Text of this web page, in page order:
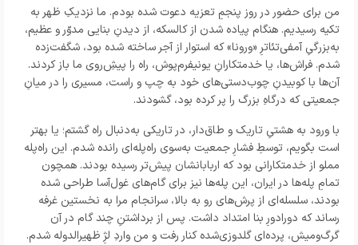
من برای حضور در روز پنجمِ تعزیه دعوت شده بودم. ما نزدیکِ ظهر به
تکیه رسیدیم. هنگام پیاده شدن از کالسکه، از دیدنِ بنایی مدوّر و عظیم،
به‌بزرگیِ آمفی‌تئاترِ «ورونا» که استوار از آجر ساخته شده بود، شگفت‌زده
شدم. فراش‌ها، یا خدمتکارانِ یونیفرم‌پوش، راه را پیشِ‌روی ما باز کردند.
آن‌ها با کوبیدنِ چوب‌دستی‌های خود به چپ و راست، مسیری را در میانِ
جمعیتی که درگاهِ بزرگ را پر کرده بود، گشودند.
با ورود به هشتیِ تاریک و طاق‌دار، در تاریکی به‌دنبال راه گشتم؛ یا بهتر
است بگویم، توسطِ فشارِ جمعیت به‌سوی راه‌پله‌ای رانده شدم. این راه‌پله
مملو از خدمتکارانی بود که اربابانشان پیش‌تر رسیده بودند. همچون
تمامِ پله‌ها در ایران، این پله‌ها نیز برای گام‌های غول‌آسا طراحی شده
بودند، سلسله‌ای از پرش‌های رو به بالا، سرانجام مرا به نخستین غرفه
رساند که دورادورِ بنا امتداد داشت. پس از برداشتنِ چند گام در آن
گرگ‌ومیش، پرده‌ای گلدوزی‌شده کنار رفت و من واردِ لژِ ظهیرالدوله شدم.